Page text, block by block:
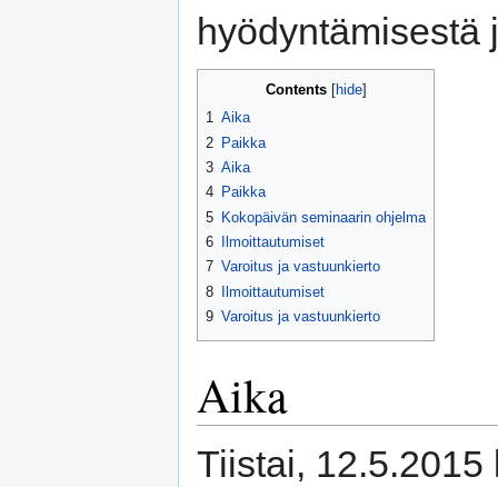
hyödyntämisestä
Contents
1 Aika
2 Paikka
3 Aika
4 Paikka
5 Kokopäivän seminaarin ohjelma
6
Ilmoittautumiset
7 Varoitus ja vastuunkierto
8 Ilmoittautumiset
9 Varoitus ja vastuunkierto
Aika
Tiistai, 12.5.2015